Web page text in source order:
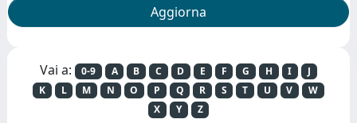
Vai a: 0-9 A B C D E F G H I
J
K
L M N O P Q R S T U V
W
X
Y Z